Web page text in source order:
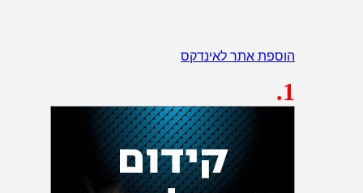
הוספת אתר לאינדקס
.1